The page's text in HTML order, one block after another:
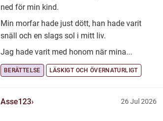
ned för min kind.
Min morfar hade just dött, han hade varit
snäll och en slags sol i mitt liv.
Jag hade varit med honom när mina...
BERÄTTELSE LÄSKIGT OCH ÖVERNATURLIGT
Asse123 26 Jul 2026